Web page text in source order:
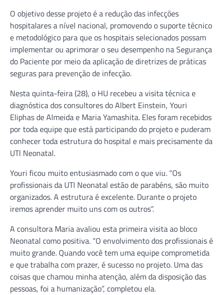
O objetivo desse projeto é a redução das infecções
hospitalares a nível nacional, promovendo o suporte técnico
e metodológico para que os hospitais selecionados possam
implementar ou aprimorar o seu desempenho na Segurança
do Paciente por meio da aplicação de diretrizes de práticas
seguras para prevenção de infecção.
Nesta quinta-feira (28), o HU recebeu a visita técnica e
diagnóstica dos consultores do Albert Einstein, Youri
Eliphas de Almeida e Maria Yamashita. Eles foram recebidos
por toda equipe que está participando do projeto e puderam
conhecer toda estrutura do hospital e mais precisamente da
UTI Neonatal.
Youri ficou muito entusiasmado com o que viu. “Os
profissionais da UTI Neonatal estão de parabéns, são muito
organizados. A estrutura é excelente. Durante o projeto
iremos aprender muito uns com os outros”.
A consultora Maria avaliou esta primeira visita ao bloco
Neonatal como positiva. “O envolvimento dos profissionais é
muito grande. Quando você tem uma equipe comprometida
e que trabalha com prazer, é sucesso no projeto. Uma das
coisas que chamou minha atenção, além da disposição das
pessoas, foi a humanização”, completou ela.